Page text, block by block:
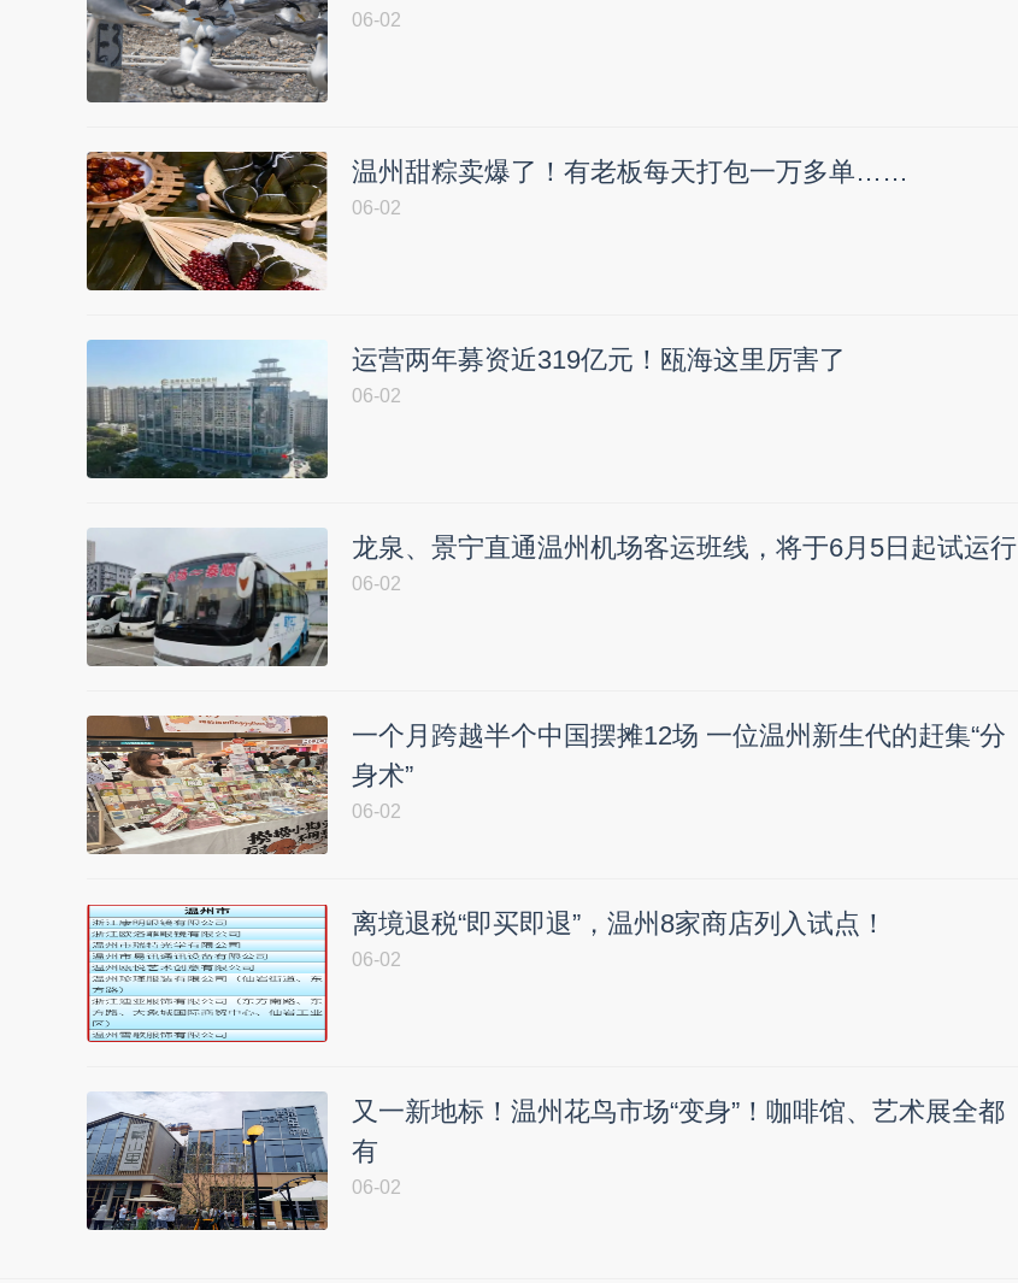
06-02
温州甜粽卖爆了！有老板每天打包一万多单……
06-02
运营两年募资近319亿元！瓯海这里厉害了
06-02
龙泉、景宁直通温州机场客运班线，将于6月5日起试运行
06-02
一个月跨越半个中国摆摊12场 一位温州新生代的赶集“分
身术”
06-02
离境退税“即买即退”，温州8家商店列入试点！
06-02
又一新地标！温州花鸟市场“变身”！咖啡馆、艺术展全都
有
06-02